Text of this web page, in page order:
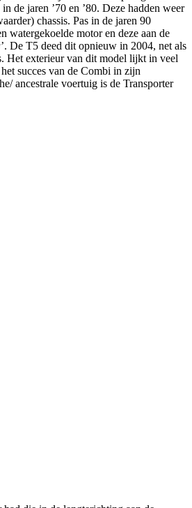
de jaren ’70 en ’80. Deze hadden weer
chassis. Pas in de jaren 90
watergekoelde motor en deze aan de
De T5 deed dit opnieuw in 2004, net als
Het exterieur van dit model lijkt in veel
succes van de Combi in zijn
ancestrale voertuig is de Transporter